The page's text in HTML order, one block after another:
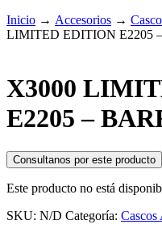
Inicio → Accesorios →
LIMITED EDITION E2205
X3000
E2205 –
Consultanos por este producto
Este producto no está
SKU: N/D Categoría: Cascos